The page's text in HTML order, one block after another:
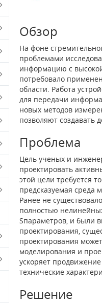
Обзор
На фоне
проблемами
информацию с
потребовало
области. Работа
для передачи
новых методов
позволяют создавать
Проблема
Цель ученых и
проектировать
этой цели требуется
предсказуемая среда
Ранее не
полностью
S­параметров, и были
проектирования,
проектирования
моделирования и
ускоряет
технические
Решение